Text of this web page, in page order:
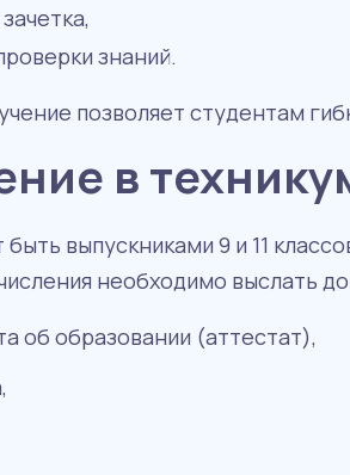
знаний.
позволяет студентам
в
выпускниками 9 и 11
необходимо выслать
об образовании (аттестат),